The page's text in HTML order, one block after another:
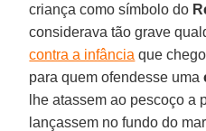
criança como símbolo do
considerava tão grave
contra a infância que
para quem ofendesse uma
lhe atassem ao pescoço a
lançassem no fundo do